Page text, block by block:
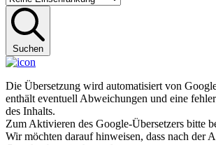
Suchen
Die Übersetzung wird automatisiert von
enthält eventuell Abweichungen und eine
des Inhalts.
Zum Aktivieren des Google-Übersetzers bitte
Wir möchten darauf hinweisen, dass nach der